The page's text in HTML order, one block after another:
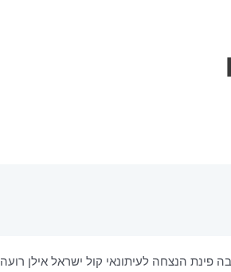
פינת הנצחה לעיתונאי קול ישראל אילן רועה